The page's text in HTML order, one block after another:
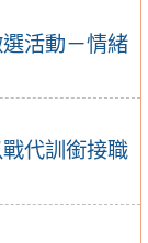
活動－情緒
代訓銜接職